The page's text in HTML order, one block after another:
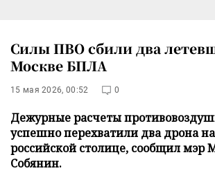
Силы ПВО сбили два
Москве БПЛА
15 мая 2026, 00:52 0
Дежурные расчеты
успешно перехватили два дрона
российской столице, сообщил мэр
Собянин.